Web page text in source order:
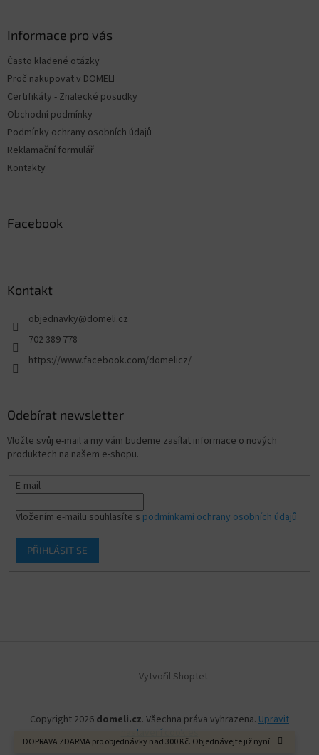
DOPRAVA ZDARMA pro objednávky nad 300 Kč. Objednávejte již nyní.
Informace pro vás
Často kladené otázky
Proč nakupovat v DOMELI
Certifikáty - Znalecké posudky
Obchodní podmínky
Podmínky ochrany osobních údajů
Reklamační formulář
Kontakty
Facebook
Kontakt
objednavky@domeli.cz
702 389 778
https://www.facebook.com/domelicz/
Odebírat newsletter
Vložte svůj e-mail a my vám budeme zasílat informace o nových
produktech na našem e-shopu.
E-mail
Vložením e-mailu souhlasíte s podmínkami ochrany osobních údajů
PŘIHLÁSIT SE
Vytvořil Shoptet
Copyright 2026 domeli.cz. Všechna práva vyhrazena. Upravit
nastavení cookies